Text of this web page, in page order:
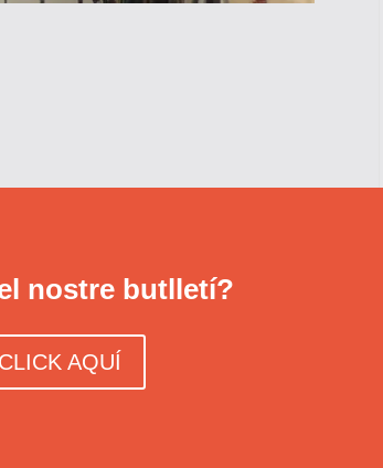
nostre butlletí?
AQUÍ